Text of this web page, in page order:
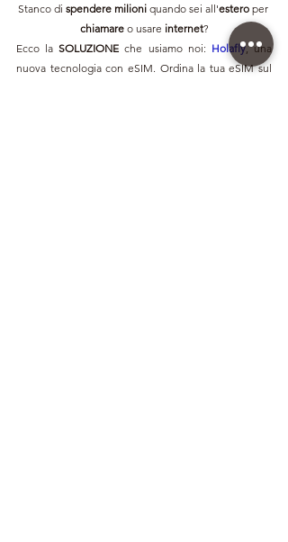
Stanco di spendere milioni quando sei all'estero per
chiamare o usare internet?
Ecco la SOLUZIONE che usiamo noi: Holafly, una
nuova tecnologia con eSIM. Ordina la tua eSIM sul